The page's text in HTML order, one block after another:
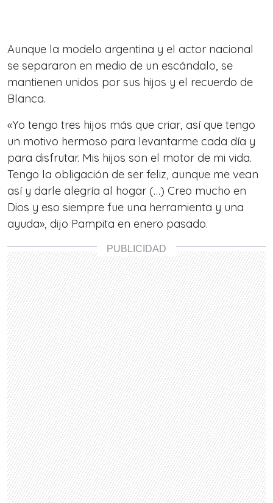
Aunque la modelo argentina y el actor nacional
se separaron en medio de un escándalo, se
mantienen unidos por sus hijos y el recuerdo de
Blanca.
«Yo tengo tres hijos más que criar, así que tengo
un motivo hermoso para levantarme cada día y
para disfrutar. Mis hijos son el motor de mi vida.
Tengo la obligación de ser feliz, aunque me vean
así y darle alegría al hogar (…) Creo mucho en
Dios y eso siempre fue una herramienta y una
ayuda», dijo Pampita en enero pasado.